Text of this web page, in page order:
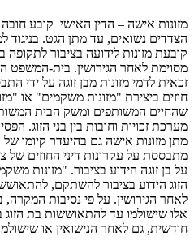
מזונות אישה – הדין האישי קובע
הצדדים נשואים, עד מתן הגט. בניגוד
קובעת מזונות לידועה בציבור לתקופה
מסוימת לאחר הגירושין. בית-המשפט
זכאית לדמי מזונות מבן זוגה על ידי
חוזים ביצירת "מזונות משקמים" או
שהחיים המשותפים ומשק הבית
מערכת זכויות וחובות בין בני הזוג.
מתן מזונות אישה גם בהיעדר קיומו
מתבססת על עקרונות דיני החוזים של
על בן זוגה הידוע בציבור. "מזונות
הזוג הידוע בציבור להשתקם,
לאחר הגירושין. על פי נסיבות המקרה,
אלו שישולמו עד להתאוששות בת
חודשית, גם לאחר הנישואין או